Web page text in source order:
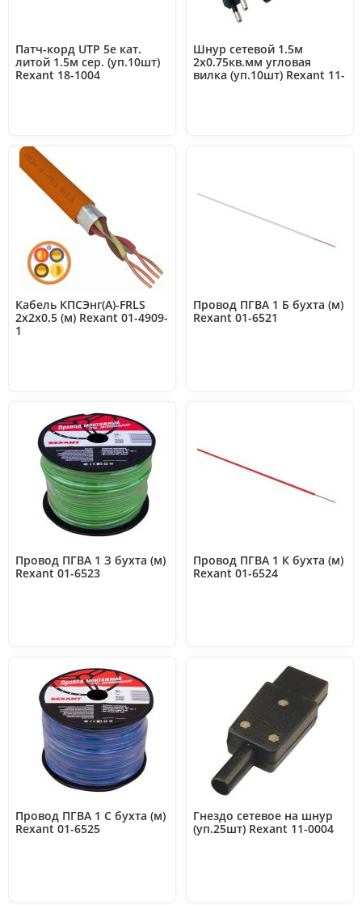
Патч-корд UTP 5e кат.
литой 1.5м сер. (уп.10шт)
Rexant 18-1004
Шнур сетевой 1.5м
2х0.75кв.мм угловая
вилка (уп.10шт) Rexant 11-
Кабель КПСЭнг(А)-FRLS
2х2х0.5 (м) Rexant 01-4909-
1
Провод ПГВА 1 Б бухта (м)
Rexant 01-6521
Провод ПГВА 1 З бухта (м)
Rexant 01-6523
Провод ПГВА 1 К бухта (м)
Rexant 01-6524
Провод ПГВА 1 С бухта (м)
Rexant 01-6525
Гнездо сетевое на шнур
(уп.25шт) Rexant 11-0004